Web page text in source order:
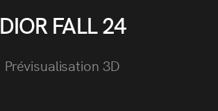
DIOR FALL 24
Prévisualisation 3D